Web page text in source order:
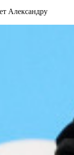
Александру